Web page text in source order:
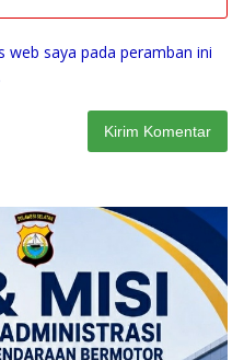
web saya pada peramban ini